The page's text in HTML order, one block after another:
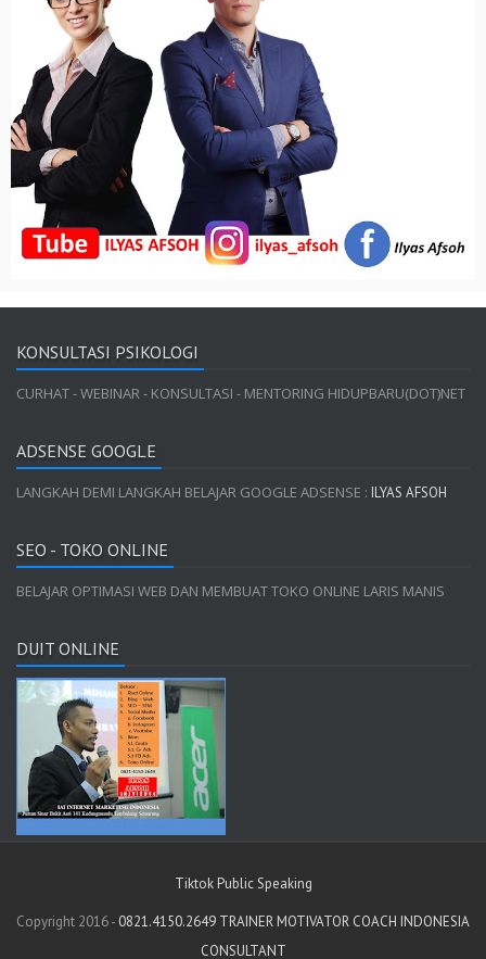
KONSULTASI PSIKOLOGI
CURHAT - WEBINAR - KONSULTASI - MENTORING HIDUPBARU(DOT)NET
ADSENSE GOOGLE
LANGKAH DEMI LANGKAH BELAJAR GOOGLE ADSENSE : ILYAS AFSOH
SEO - TOKO ONLINE
BELAJAR OPTIMASI WEB DAN MEMBUAT TOKO ONLINE LARIS MANIS
DUIT ONLINE
Tiktok Public Speaking
Copyright 2016 - 0821.4150.2649 TRAINER MOTIVATOR COACH INDONESIA
CONSULTANT